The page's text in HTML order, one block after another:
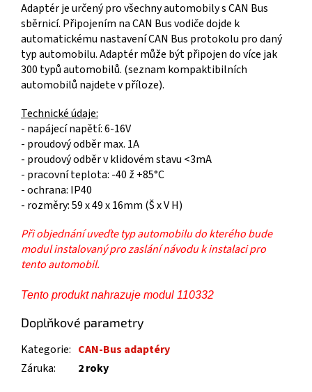
Adaptér je určený pro všechny automobily s CAN Bus
sběrnicí. Připojením na CAN Bus vodiče dojde k
automatickému nastavení CAN Bus protokolu pro daný
typ automobilu. Adaptér může být připojen do více jak
300 typů automobilů. (seznam kompaktibilních
automobilů najdete v příloze).
Technické údaje:
- napájecí napětí: 6-16V
- proudový odběr max. 1A
- proudový odběr v klidovém stavu <3mA
- pracovní teplota: -40 ž +85°C
- ochrana: IP40
- rozměry: 59 x 49 x 16mm (Š x V H)
Při objednání uveďte typ automobilu do kterého bude
modul instalovaný pro zaslání návodu k instalaci pro
tento automobil.
Tento produkt nahrazuje modul 110332
Doplňkové parametry
Kategorie: CAN-Bus adaptéry
Záruka: 2 roky